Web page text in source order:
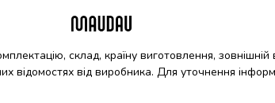
склад, країну виготовлення,
відомостях від виробника. Для уточнення